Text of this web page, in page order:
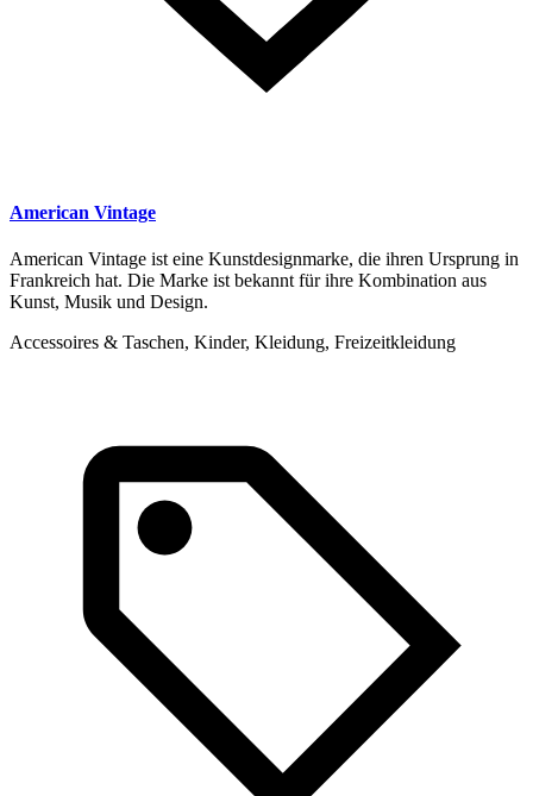
American Vintage
American Vintage ist eine Kunstdesignmarke, die ihren Ursprung in
Frankreich hat. Die Marke ist bekannt für ihre Kombination aus
Kunst, Musik und Design.
Accessoires & Taschen, Kinder, Kleidung, Freizeitkleidung